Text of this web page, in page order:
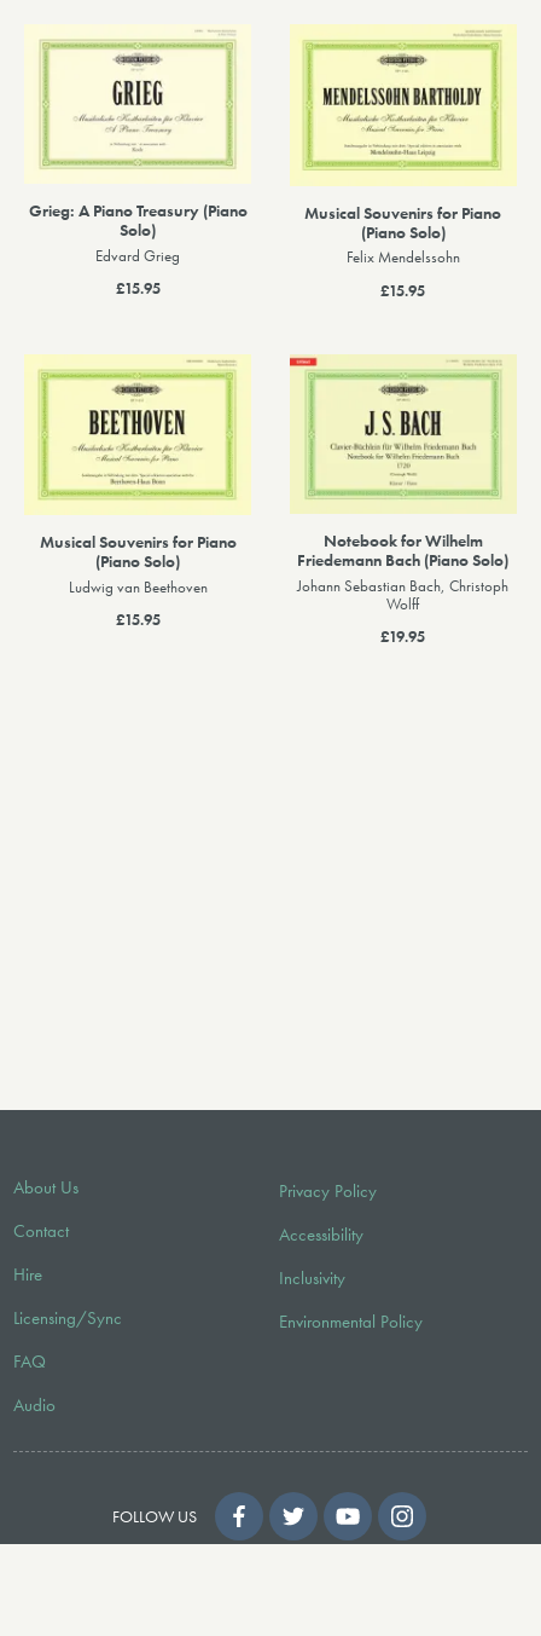
Grieg: A Piano Treasury (Piano
Solo)
Edvard Grieg
£15.95
Musical Souvenirs for Piano
(Piano Solo)
Felix Mendelssohn
£15.95
Musical Souvenirs for Piano
(Piano Solo)
Ludwig van Beethoven
£15.95
Notebook for Wilhelm
Friedemann Bach (Piano Solo)
Johann Sebastian Bach, Christoph
Wolff
£19.95
About Us
Contact
Hire
Licensing/Sync
FAQ
Audio
Privacy Policy
Accessibility
Inclusivity
Environmental Policy
FOLLOW US